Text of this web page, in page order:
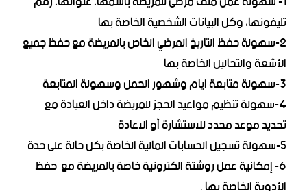
تليفونها، وكل البيانات الشخصية الخاصة بها
2-سهولة حفظ التاريخ المرضي الخاص بالمريضة مع حفظ جميع
الأشعة والتحاليل الخاصة بها
3-سهولة متابعة ايام وشهور الحمل وسهولة المتابعة
4-سهولة تنظيم مواعيد الحجز للمريضة داخل العيادة مع
تحديد موعد محدد للاستشارة أو الاعادة
5-سهولة تسجيل الحسابات المالية الخاصة بكل حالة على حدة
6- إمكانية عمل روشتة الكترونية خاصة بالمريضة مع حفظ